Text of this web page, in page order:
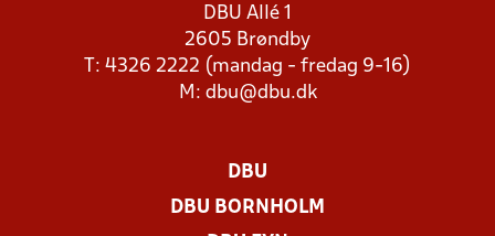
DBU Allé 1
2605 Brøndby
T: 4326 2222 (mandag - fredag 9-16)
M: dbu@dbu.dk
DBU
DBU BORNHOLM